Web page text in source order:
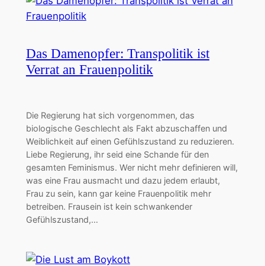
Das Damenopfer: Transpolitik ist
Verrat an Frauenpolitik
Die Regierung hat sich vorgenommen, das
biologische Geschlecht als Fakt abzuschaffen und
Weiblichkeit auf einen Gefühlszustand zu reduzieren.
Liebe Regierung, ihr seid eine Schande für den
gesamten Feminismus. Wer nicht mehr definieren will,
was eine Frau ausmacht und dazu jedem erlaubt,
Frau zu sein, kann gar keine Frauenpolitik mehr
betreiben. Frausein ist kein schwankender
Gefühlszustand,…